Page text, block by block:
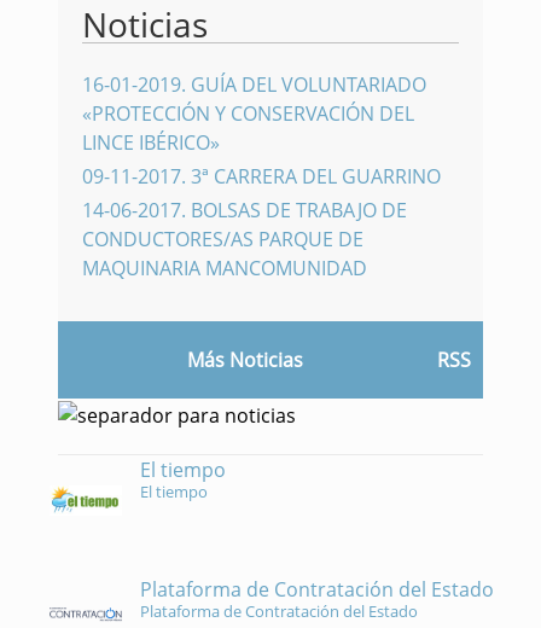
Noticias
16-01-2019. GUÍA DEL VOLUNTARIADO
«PROTECCIÓN Y CONSERVACIÓN DEL
LINCE IBÉRICO»
09-11-2017. 3ª CARRERA DEL GUARRINO
14-06-2017. BOLSAS DE TRABAJO DE
CONDUCTORES/AS PARQUE DE
MAQUINARIA MANCOMUNIDAD
Más Noticias RSS
El tiempo
El tiempo
Plataforma de Contratación del Estado
Plataforma de Contratación del Estado